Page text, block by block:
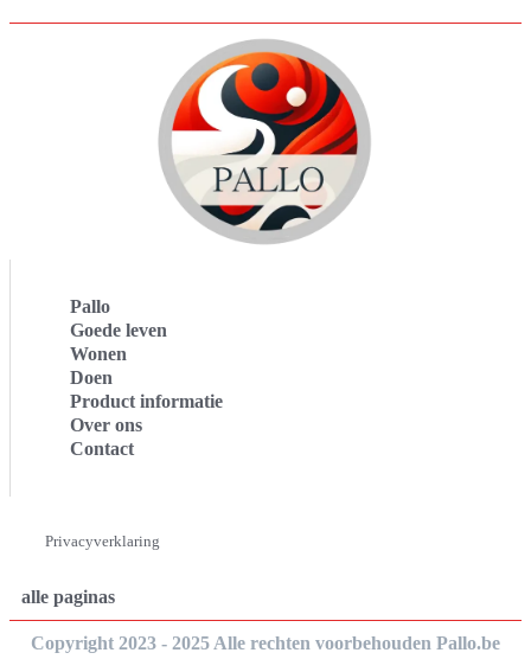
Pallo
Goede leven
Wonen
Doen
Product informatie
Over ons
Contact
Privacyverklaring
alle paginas
Copyright 2023 - 2025 Alle rechten voorbehouden Pallo.be